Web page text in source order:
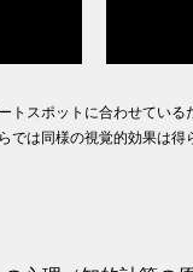
スポットに合わせている
では同様の視覚的効果は得